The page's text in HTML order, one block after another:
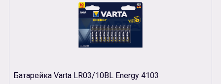
Батарейка Varta LR03/10BL Energy 4103